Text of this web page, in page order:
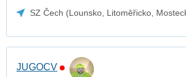
SZ Čech (Lounsko, Litoměřicko,
JUGOCV